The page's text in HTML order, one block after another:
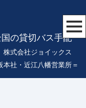
の貸切バス手配
株式会社ジョイックス
本社・近江八幡営業所＝